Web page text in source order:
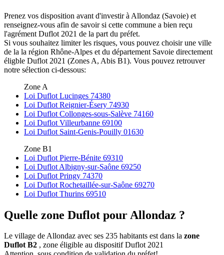
Prenez vos disposition avant d'investir à Allondaz (Savoie) et
renseignez-vous afin de savoir si cette commune a bien reçu
l'agrément Duflot 2021 de la part du préfet.
Si vous souhaitez limiter les risques, vous pouvez choisir une ville
de la la région Rhône-Alpes et du département Savoie directement
éligble Duflot 2021 (Zones A, Abis B1). Vous pouvez retrouver
notre sélection ci-dessous:
Zone A
Loi Duflot Lucinges 74380
Loi Duflot Reignier-Ésery 74930
Loi Duflot Collonges-sous-Salève 74160
Loi Duflot Villeurbanne 69100
Loi Duflot Saint-Genis-Pouilly 01630
Zone B1
Loi Duflot Pierre-Bénite 69310
Loi Duflot Albigny-sur-Saône 69250
Loi Duflot Pringy 74370
Loi Duflot Rochetaillée-sur-Saône 69270
Loi Duflot Thurins 69510
Quelle zone Duflot pour Allondaz ?
Le village de Allondaz avec ses 235 habitants est dans la zone
Duflot B2 , zone éligible au dispositif Duflot 2021